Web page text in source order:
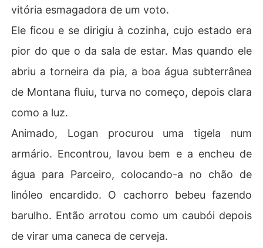
vitória esmagadora de um voto.
Ele ficou e se dirigiu à cozinha, cujo estado era
pior do que o da sala de estar. Mas quando ele
abriu a torneira da pia, a boa água subterrânea
de Montana fluiu, turva no começo, depois clara
como a luz.
Animado, Logan procurou uma tigela num
armário. Encontrou, lavou bem e a encheu de
água para Parceiro, colocando-a no chão de
linóleo encardido. O cachorro bebeu fazendo
barulho. Então arrotou como um caubói depois
de virar uma caneca de cerveja.